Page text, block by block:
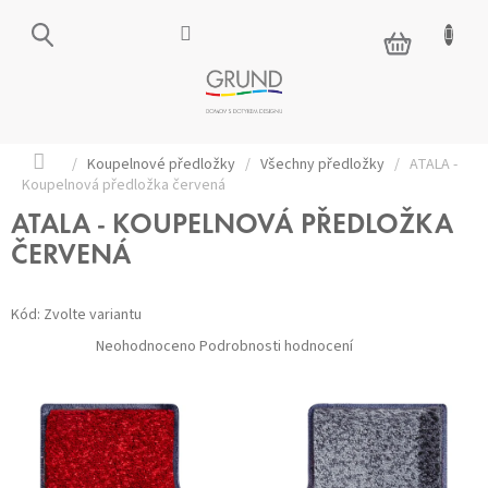
NÁKUPNÍ
KOŠÍK
Domů
/ Koupelnové předložky / Všechny předložky / ATALA -
Koupelnová předložka červená
ATALA - KOUPELNOVÁ PŘEDLOŽKA
ČERVENÁ
Kód: Zvolte variantu
Průměrné
hodnocení
z 5
hvězdiček.
Neohodnoceno Podrobnosti hodnocení